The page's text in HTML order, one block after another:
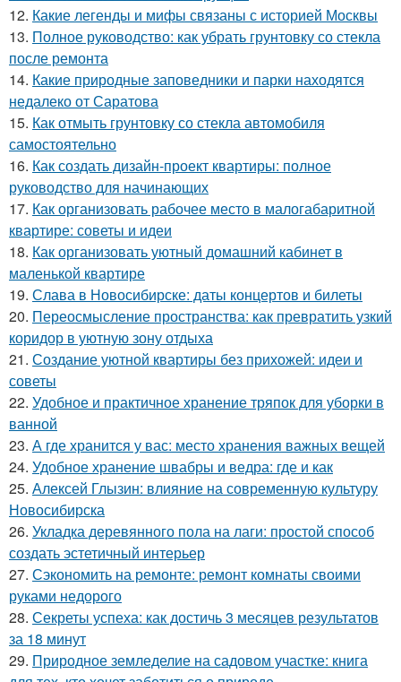
12. Какие легенды и мифы связаны с историей Москвы
13. Полное руководство: как убрать грунтовку со стекла
после ремонта
14. Какие природные заповедники и парки находятся
недалеко от Саратова
15. Как отмыть грунтовку со стекла автомобиля
самостоятельно
16. Как создать дизайн-проект квартиры: полное
руководство для начинающих
17. Как организовать рабочее место в малогабаритной
квартире: советы и идеи
18. Как организовать уютный домашний кабинет в
маленькой квартире
19. Слава в Новосибирске: даты концертов и билеты
20. Переосмысление пространства: как превратить узкий
коридор в уютную зону отдыха
21. Создание уютной квартиры без прихожей: идеи и
советы
22. Удобное и практичное хранение тряпок для уборки в
ванной
23. А где хранится у вас: место хранения важных вещей
24. Удобное хранение швабры и ведра: где и как
25. Алексей Глызин: влияние на современную культуру
Новосибирска
26. Укладка деревянного пола на лаги: простой способ
создать эстетичный интерьер
27. Сэкономить на ремонте: ремонт комнаты своими
руками недорого
28. Секреты успеха: как достичь 3 месяцев результатов
за 18 минут
29. Природное земледелие на садовом участке: книга